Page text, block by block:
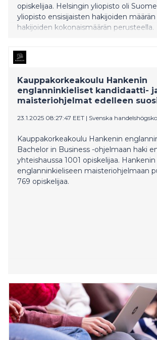
opiskelijaa. Helsingin yliopisto oli
yliopisto ensisijaisten hakijoiden määrän
hakijoiden kokonaismäärän perusteella.
Kauppakorkeakoulu Hankenin
englanninkieliset kandidaatti-
maisteriohjelmat edelleen
23.1.2025 08:27:47 EET | Svenska
Kauppakorkeakoulu Hankenin
Bachelor in Business -ohjelmaan haki
yhteishaussa 1001 opiskelijaa. Hankenin
englanninkieliseen maisteriohjelmaan
769 opiskelijaa.